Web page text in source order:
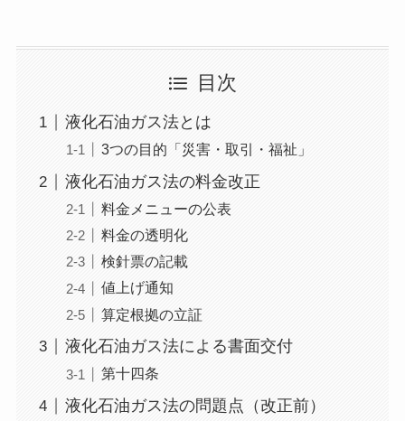
目次
液化石油ガス法とは
3つの目的「災害・取引・福祉」
液化石油ガス法の料金改正
料金メニューの公表
料金の透明化
検針票の記載
値上げ通知
算定根拠の立証
液化石油ガス法による書面交付
第十四条
液化石油ガス法の問題点（改正前）